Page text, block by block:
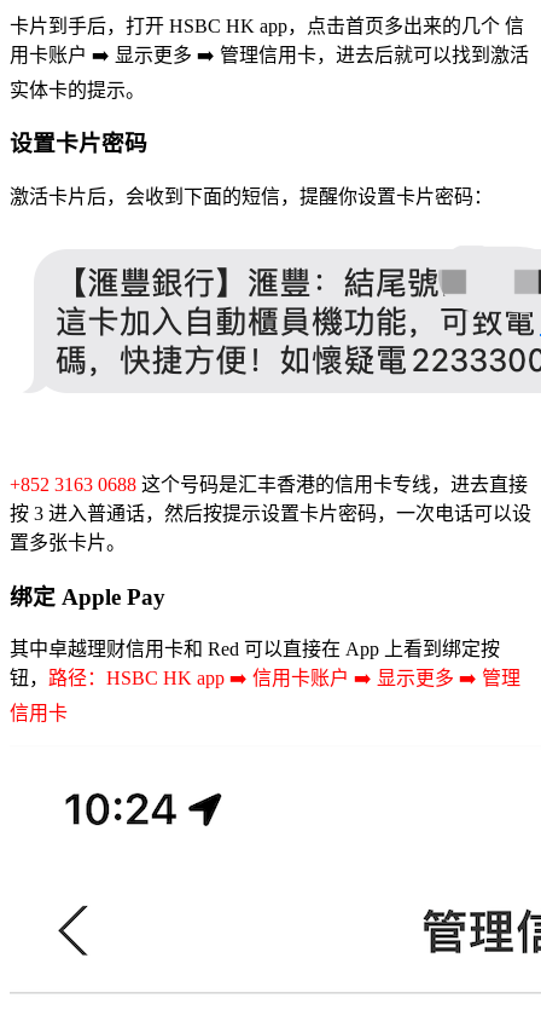
卡片到手后，打开 HSBC HK app，点击首页多出来的几个 信
用卡账户 ➡️ 显示更多 ➡️ 管理信用卡，进去后就可以找到激活
实体卡的提示。
设置卡片密码
激活卡片后，会收到下面的短信，提醒你设置卡片密码：
+852 3163 0688 这个号码是汇丰香港的信用卡专线，进去直接
按 3 进入普通话，然后按提示设置卡片密码，一次电话可以设
置多张卡片。
绑定 Apple Pay
其中卓越理财信用卡和 Red 可以直接在 App 上看到绑定按
钮， 路径：HSBC HK app ➡️ 信用卡账户 ➡️ 显示更多 ➡️ 管理
信用卡